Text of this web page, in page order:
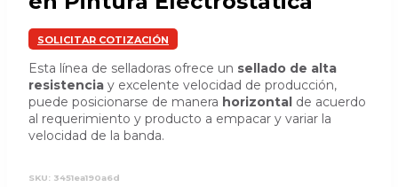
SOLICITAR COTIZACIÓN
Esta línea de selladoras ofrece un sellado de alta
resistencia y excelente velocidad de producción,
puede posicionarse de manera horizontal de acuerdo
al requerimiento y producto a empacar y variar la
velocidad de la banda.
SKU: 3451ea190a6d